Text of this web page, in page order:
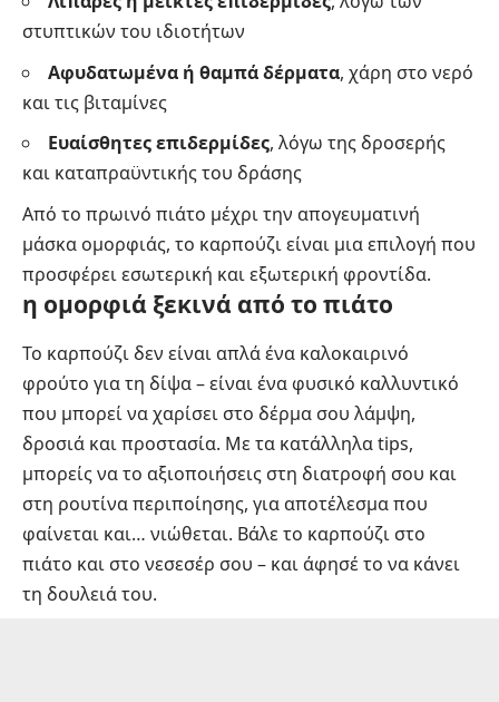
στυπτικών του ιδιοτήτων
Αφυδατωμένα ή θαμπά δέρματα, χάρη στο νερό
και τις βιταμίνες
Ευαίσθητες επιδερμίδες, λόγω της δροσερής
και καταπραϋντικής του δράσης
Από το πρωινό πιάτο μέχρι την απογευματινή
μάσκα ομορφιάς, το καρπούζι είναι μια επιλογή που
προσφέρει εσωτερική και εξωτερική φροντίδα.
η ομορφιά ξεκινά από το πιάτο
Το καρπούζι δεν είναι απλά ένα καλοκαιρινό
φρούτο για τη δίψα – είναι ένα φυσικό καλλυντικό
που μπορεί να χαρίσει στο δέρμα σου λάμψη,
δροσιά και προστασία. Με τα κατάλληλα tips,
μπορείς να το αξιοποιήσεις στη διατροφή σου και
στη ρουτίνα περιποίησης, για αποτέλεσμα που
φαίνεται και… νιώθεται. Βάλε το καρπούζι στο
πιάτο και στο νεσεσέρ σου – και άφησέ το να κάνει
τη δουλειά του.